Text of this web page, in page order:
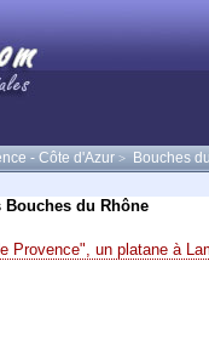
- Côte d'Azur > Bouches
Bouches du Rhône
Provence", un platane à